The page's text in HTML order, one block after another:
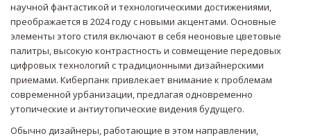
научной фантастикой и технологическими достижениями,
преображается в 2024 году с новыми акцентами. Основные
элементы этого стиля включают в себя неоновые цветовые
палитры, высокую контрастность и совмещение передовых
цифровых технологий с традиционными дизайнерскими
приемами. Киберпанк привлекает внимание к проблемам
современной урбанизации, предлагая одновременно
утопические и антиутопические видения будущего.
Обычно дизайнеры, работающие в этом направлении,